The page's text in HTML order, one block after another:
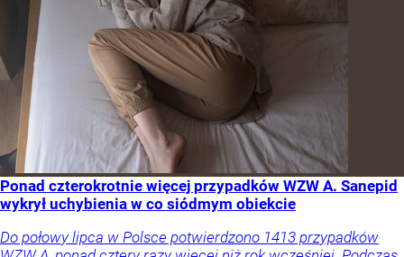
Ponad czterokrotnie więcej przypadków WZW A. Sanepid
wykrył uchybienia w co siódmym obiekcie
Do połowy lipca w Polsce potwierdzono 1413 przypadków